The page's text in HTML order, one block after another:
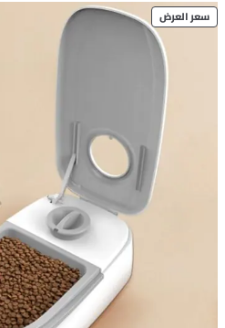
سعر العرضPRODUCT
ON
SALE